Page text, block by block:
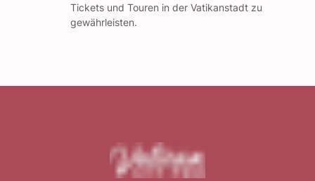
Tickets und Touren in der Vatikanstadt zu
gewährleisten.